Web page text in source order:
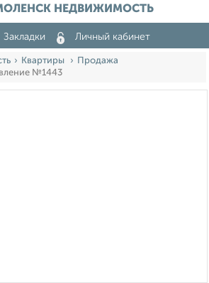
НЕДВИЖИМОСТЬ
Закладки Личный кабинет
Квартиры
Продажа
№1443